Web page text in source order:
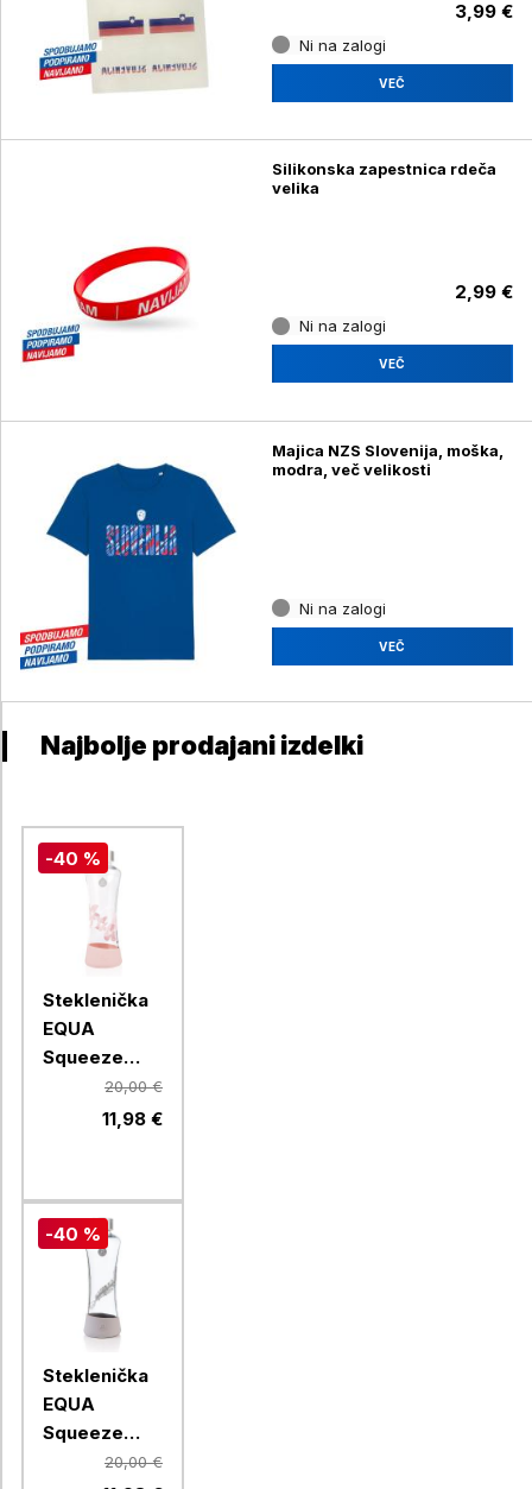
3,99 €
Ni na zalogi
VEČ
Silikonska zapestnica rdeča
velika
2,99 €
Ni na zalogi
VEČ
Majica NZS Slovenija, moška,
modra, več velikosti
Ni na zalogi
VEČ
Najbolje prodajani izdelki
-40 %
Steklenička
EQUA
Squeeze
Magnolia,
20,00 €
11,98 €
-40 %
Steklenička
EQUA
Squeeze
20,00 €